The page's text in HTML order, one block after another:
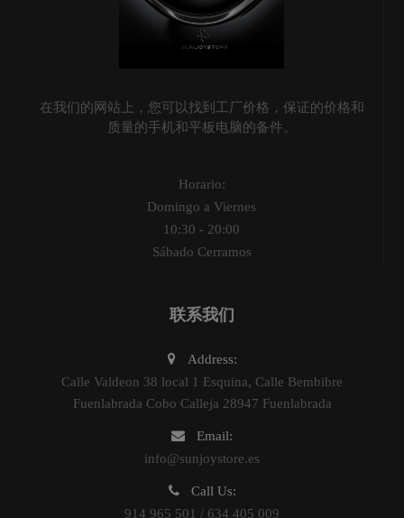
在我们的网站上，您可以找到工厂价格，保证的价格和
质量的手机和平板电脑的备件。
Horario:
Domingo a Viernes
10:30 - 20:00
Sábado Cerramos
联系我们
Address:
Calle Valdeon 38 local 1 Esquina, Calle Bembibre
Fuenlabrada Cobo Calleja 28947 Fuenlabrada
Email:
info@sunjoystore.es
Call Us:
914 965 501 / 634 405 009